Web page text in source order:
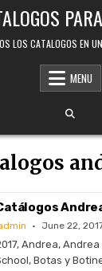
LOS CATALOGOS EN
MENU
June 22,
Andrea, Andrea
Botas y